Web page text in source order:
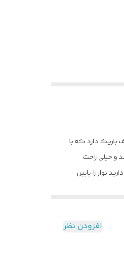
دارد که با
و خیلی راحت
نوار را پایین
افزودن نظر